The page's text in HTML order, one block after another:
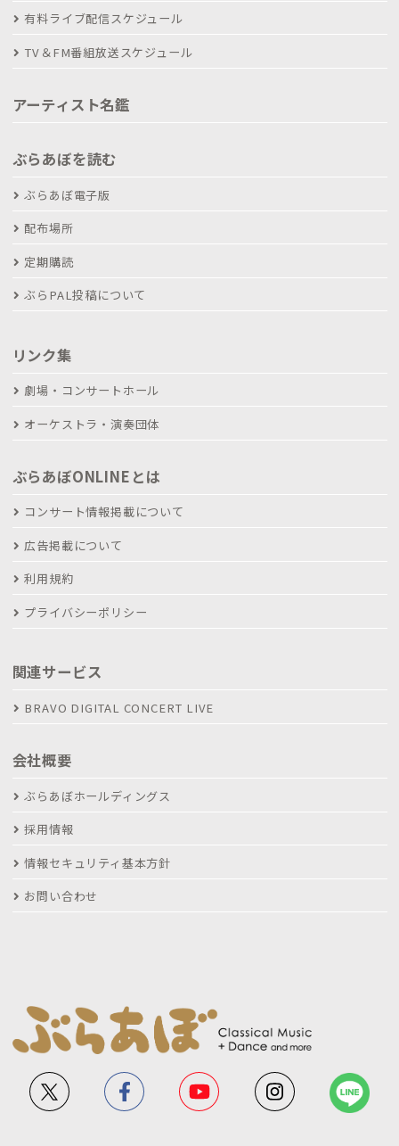
有料ライブ配信スケジュール
TV＆FM番組放送スケジュール
アーティスト名鑑
ぶらあぼを読む
ぶらあぼ電子版
配布場所
定期購読
ぶらPAL投稿について
リンク集
劇場・コンサートホール
オーケストラ・演奏団体
ぶらあぼONLINEとは
コンサート情報掲載について
広告掲載について
利用規約
プライバシーポリシー
関連サービス
BRAVO DIGITAL CONCERT LIVE
会社概要
ぶらあぼホールディングス
採用情報
情報セキュリティ基本方針
お問い合わせ